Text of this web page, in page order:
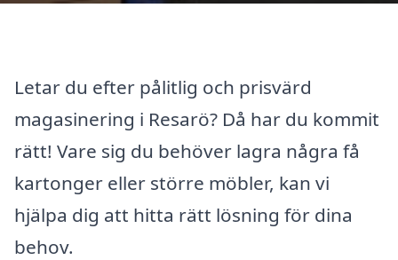
Letar du efter pålitlig och prisvärd
magasinering i Resarö? Då har du kommit
rätt! Vare sig du behöver lagra några få
kartonger eller större möbler, kan vi
hjälpa dig att hitta rätt lösning för dina
behov.